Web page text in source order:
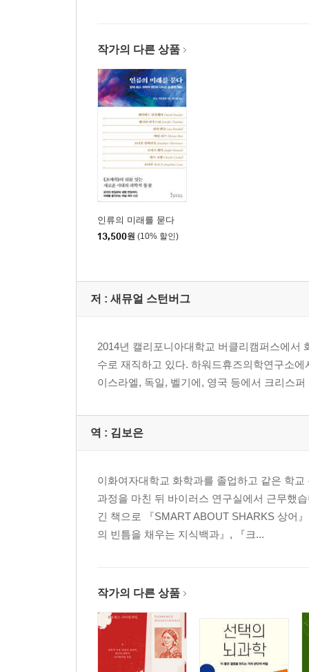
작가의 다른 상품
인류의 미래를 묻다
13,500원 (10% 할인)
저 : 새뮤얼 스턴버그
2014년 캘리포니아대학교 버클리캠퍼스에서
수로 재직하고 있다. 하워드휴즈의학연구소
이스라엘, 독일, 벨기에, 영국 등에서 크리스
역 : 김보은
이화여자대학교 화학과를 졸업하고 같은 학
과정을 마친 뒤 바이러스 연구실에서 근무했
긴 책으로 『SMART ABOUT SHARKS 상어
의 빈틈을 채우는 지식백과』, 『크...
작가의 다른 상품